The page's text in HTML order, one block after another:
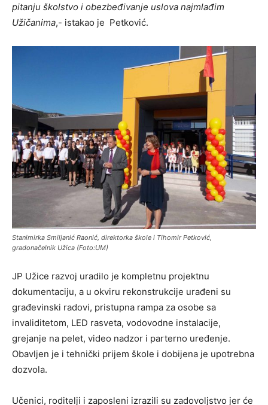
pitanju školstvo i obezbeđivanje uslova najmlađim
Užičanima,- istakao je Petković.
Stanimirka Smiljanić Raonić, direktorka škole i Tihomir Petković,
gradonačelnik Užica (Foto:UM)
JP Užice razvoj uradilo je kompletnu projektnu
dokumentaciju, a u okviru rekonstrukcije urađeni su
građevinski radovi, pristupna rampa za osobe sa
invaliditetom, LED rasveta, vodovodne instalacije,
grejanje na pelet, video nadzor i parterno uređenje.
Obavljen je i tehnički prijem škole i dobijena je upotrebna
dozvola.
Učenici, roditelji i zaposleni izrazili su zadovoljstvo jer će